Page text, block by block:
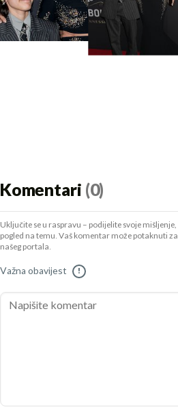
Komentari (0)
Uključite se u raspravu – podijelite svoje
pogled na temu. Vaš komentar može potaknuti
našeg portala.
Važna obavijest !